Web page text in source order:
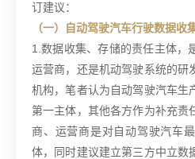
订建议：
（一）自动驾驶汽车行驶数据收
1.数据收集、存储的责任主体，
运营商，还是机动驾驶系统的研
机构，笔者认为自动驾驶汽车生
第一主体，其他各方作为补充责
商、运营商是对自动驾驶汽车
体，同时建议建立第三方中立数